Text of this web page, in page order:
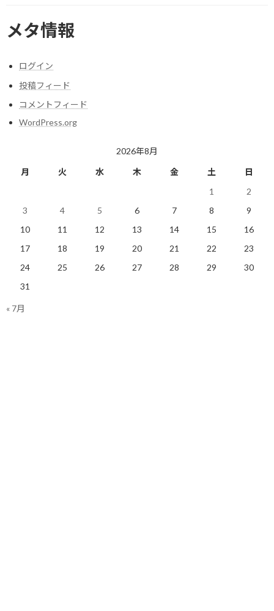
メタ情報
ログイン
投稿フィード
コメントフィード
WordPress.org
2026年8月
月
火 水 木 金 土
日
1
2
3
4 5 6 7 8
9
10
11 12 13 14 15
16
17
18 19 20 21 22
23
24
25 26 27 28 29
30
31
« 7月